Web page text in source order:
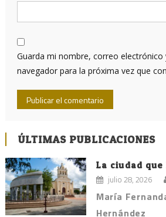
Guarda mi nombre, correo electrónico
navegador para la próxima vez que
ÚLTIMAS PUBLICACIONES
La ciudad
julio 28, 2026
María
Hernández